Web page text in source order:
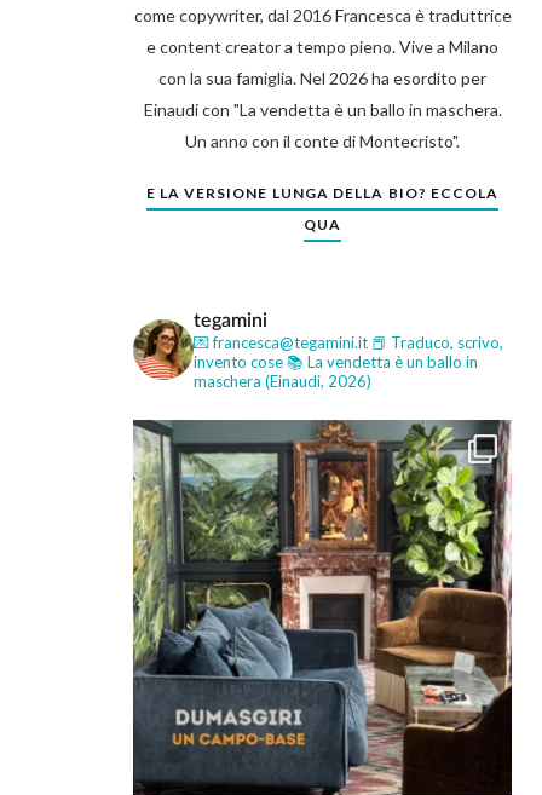
come copywriter, dal 2016 Francesca è traduttrice
e content creator a tempo pieno. Vive a Milano
con la sua famiglia. Nel 2026 ha esordito per
Einaudi con "La vendetta è un ballo in maschera.
Un anno con il conte di Montecristo".
E LA VERSIONE LUNGA DELLA BIO? ECCOLA
QUA
tegamini
💌 francesca@tegamini.it 📕 Traduco, scrivo,
invento cose📚 La vendetta è un ballo in
maschera (Einaudi, 2026)